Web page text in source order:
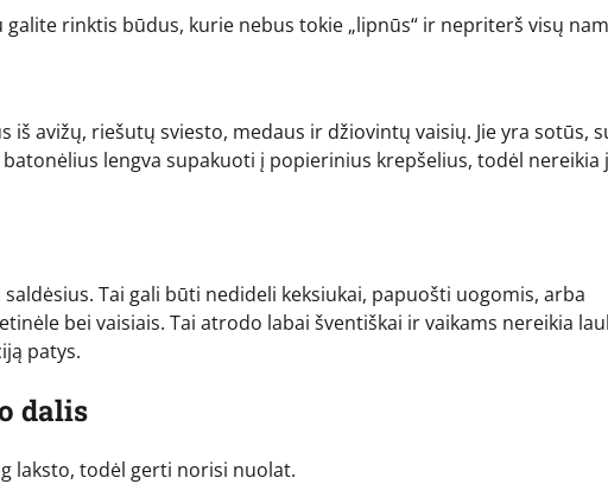
rinktis būdus, kurie nebus tokie „lipnūs“ ir nepriterš visų
avižų, riešutų sviesto, medaus ir džiovintų vaisių. Jie yra sotūs,
lengva supakuoti į popierinius krepšelius, todėl nereikia
Tai gali būti nedideli keksiukai, papuošti uogomis, arba
bei vaisiais. Tai atrodo labai šventiškai ir vaikams nereikia
patys.
dalis
laksto, todėl gerti norisi nuolat.